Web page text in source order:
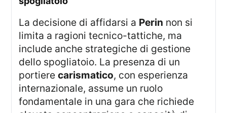
La decisione di affidarsi a Perin non si
limita a ragioni tecnico-tattiche, ma
include anche strategiche di gestione
dello spogliatoio. La presenza di un
portierecarismatico, con esperienza
internazionale, assume un ruolo
fondamentale in una gara che richiede